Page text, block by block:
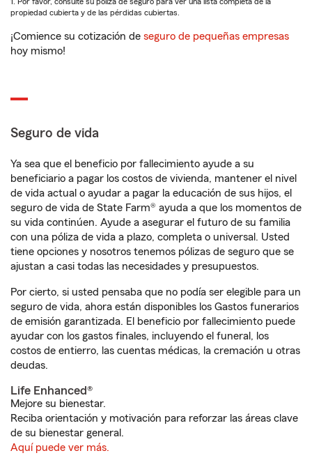
propiedad cubierta y de las pérdidas cubiertas.
¡Comience su cotización de seguro de pequeñas empresas
hoy mismo!
Seguro de vida
Ya sea que el beneficio por fallecimiento ayude a su
beneficiario a pagar los costos de vivienda, mantener el nivel
de vida actual o ayudar a pagar la educación de sus hijos, el
seguro de vida de State Farm® ayuda a que los momentos de
su vida continúen. Ayude a asegurar el futuro de su familia
con una póliza de vida a plazo, completa o universal. Usted
tiene opciones y nosotros tenemos pólizas de seguro que se
ajustan a casi todas las necesidades y presupuestos.
Por cierto, si usted pensaba que no podía ser elegible para un
seguro de vida, ahora están disponibles los Gastos funerarios
de emisión garantizada. El beneficio por fallecimiento puede
ayudar con los gastos finales, incluyendo el funeral, los
costos de entierro, las cuentas médicas, la cremación u otras
deudas.
Life Enhanced®
Mejore su bienestar.
Reciba orientación y motivación para reforzar las áreas clave
de su bienestar general.
Aquí puede ver más.